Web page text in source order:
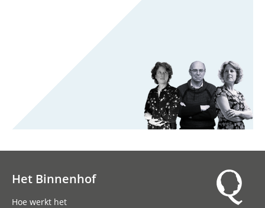
Het Binnenhof
Hoe werkt het